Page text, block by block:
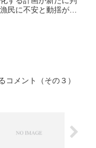
民に不安と動揺が広
コメント（その３）